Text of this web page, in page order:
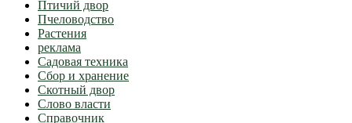
Птичий двор
Пчеловодство
Растения
реклама
Садовая техника
Сбор и хранение
Скотный двор
Слово власти
Справочник